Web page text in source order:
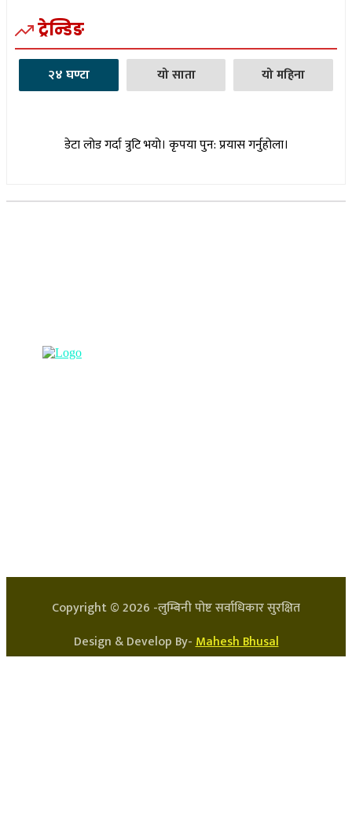
ट्रेन्डिङ
२४ घण्टा यो साता यो महिना
डेटा लोड गर्दा त्रुटि भयो। कृपया पुन: प्रयास गर्नुहोला।
Copyright ©2026 -लुम्बिनी पोष्ट सर्वाधिकार सुरक्षित
Design & Develop By-Mahesh Bhusal